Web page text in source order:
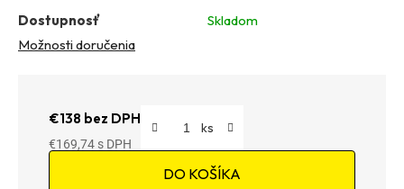
Dostupnosť
Skladom
Možnosti doručenia
€138 bez DPH
€169,74
DO KOŠÍKA